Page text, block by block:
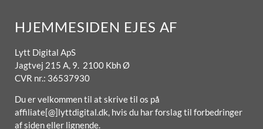
HJEMMESIDEN EJES AF
Lytt Digital ApS
Jagtvej 215 A, 9. 2100 Kbh Ø
CVR nr.: 36537930
Du er velkommen til at skrive til os på
affiliate[@]lyttdigital.dk, hvis du har forslag til forbedringer
af siden eller lignende.